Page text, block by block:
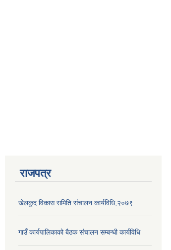
राजपत्र
खेलकुद विकास समिति संचालन कार्यविधि,२०७९
गाउँ कार्यपालिकाको बैठक संचालन सम्बन्धी कार्यविधि